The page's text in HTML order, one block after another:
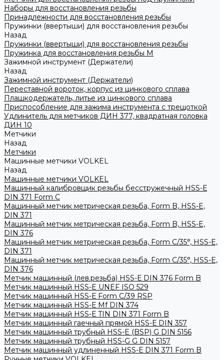
Наборы для восстановления резьбы
Принадлежности для восстановления резьбы
Пружинки (ввертыши) для восстановления резьбы
Назад
Пружинки (ввертыши) для восстановления резьбы
Пружинка для восстановления резьбы M
Зажимной инструмент (Держатели)
Назад
Зажимной инструмент (Держатели)
Переставной вороток, корпус из цинкового сплава
Плашкодержатель, литье из цинкового сплава
Приспособление для зажима инструмента с трещоткой
Удлинитель для метчиков ДИН 377, квадратная головка
ДИН 10
Метчики
Назад
Метчики
Машинные метчики VOLKEL
Назад
Машинные метчики VOLKEL
Машинный калибровщик резьбы бесстружечный HSS-Е
DIN 371 Form C
Машинный метчик метрическая резьба, Form B, HSS-E,
DIN 371
Машинный метчик метрическая резьба, Form B, HSS-E,
DIN 376
Машинный метчик метрическая резьба, Form С/35°, HSS-E,
DIN 371
Машинный метчик метрическая резьба, Form С/35°, HSS-E,
DIN 376
Метчик машинный (лев.резьба) HSS-Е DIN 376 Form B
Метчик машинный HSS-E UNEF ISO 529
Метчик машинный HSS-Е Form C/39 RSP
Метчик машинный HSS-Е Mf DIN 374
Метчик машинный HSS-Е TIN DIN 371 Form B
Метчик машинный гаечный прямой HSS-Е DIN 357
Метчик машинный трубный HSS-E (BSP) G DIN 5156
Метчик машинный трубный HSS-G G DIN 5157
Метчик машинный удлиненный HSS-Е DIN 371 Form B